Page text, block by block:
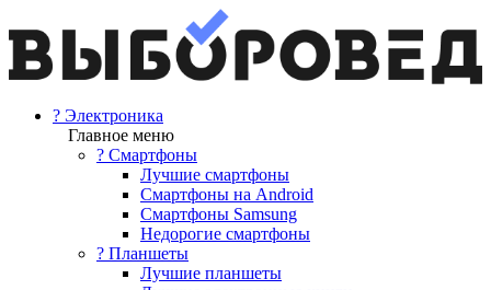
? Электроника
Главное меню
? Смартфоны
Лучшие смартфоны
Смартфоны на Android
Смартфоны Samsung
Недорогие смартфоны
? Планшеты
Лучшие планшеты